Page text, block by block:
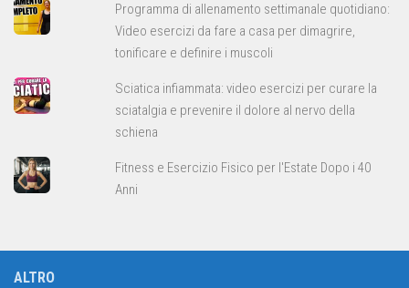
Programma di allenamento settimanale quotidiano:
Video esercizi da fare a casa per dimagrire,
tonificare e definire i muscoli
Sciatica infiammata: video esercizi per curare la
sciatalgia e prevenire il dolore al nervo della
schiena
Fitness e Esercizio Fisico per l'Estate Dopo i 40
Anni
ALTRO